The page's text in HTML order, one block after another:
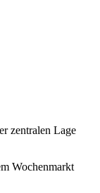
zentralen Lage
Wochenmarkt